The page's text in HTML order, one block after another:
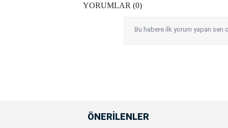
YORUMLAR (0)
Bu habere ilk yorum yapan sen
ÖNERİLENLER